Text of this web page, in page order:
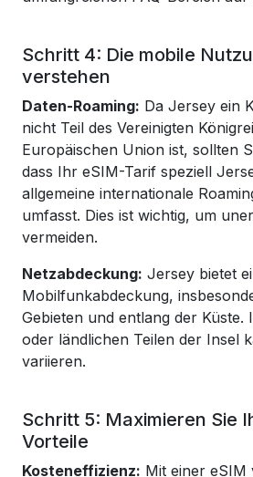
Schritt 4: Die mobile
verstehen
Daten-Roaming: Da Jersey ein
nicht Teil des Vereinigten
Europäischen Union ist, sollten
dass Ihr eSIM-Tarif speziell
allgemeine internationale
umfasst. Dies ist wichtig, um
vermeiden.
Netzabdeckung: Jersey bietet
Mobilfunkabdeckung,
Gebieten und entlang der Küste.
oder ländlichen Teilen der Insel
variieren.
Schritt 5: Maximieren Sie
Vorteile
Kosteneffizienz: Mit einer eSIM